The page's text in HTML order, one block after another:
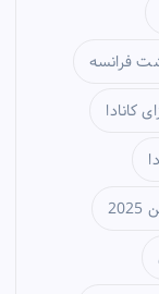
فرانسه
کانادا